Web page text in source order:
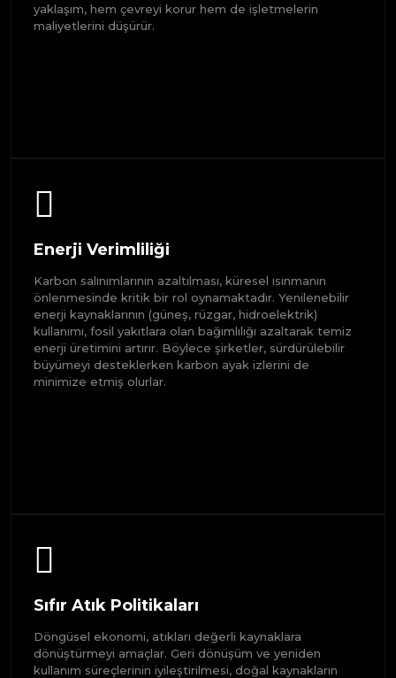
yaklaşım, hem çevreyi korur hem de işletmelerin
maliyetlerini düşürür.
Enerji Verimliliği
Karbon salınımlarının azaltılması, küresel ısınmanın
önlenmesinde kritik bir rol oynamaktadır. Yenilenebilir
enerji kaynaklarının (güneş, rüzgar, hidroelektrik)
kullanımı, fosil yakıtlara olan bağımlılığı azaltarak temiz
enerji üretimini artırır. Böylece şirketler, sürdürülebilir
büyümeyi desteklerken karbon ayak izlerini de
minimize etmiş olurlar.
Sıfır Atık Politikaları
Döngüsel ekonomi, atıkları değerli kaynaklara
dönüştürmeyi amaçlar. Geri dönüşüm ve yeniden
kullanım süreçlerinin iyileştirilmesi, doğal kaynakların